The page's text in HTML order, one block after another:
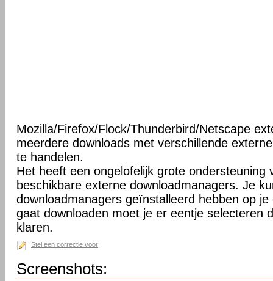
Mozilla/Firefox/Flock/Thunderbird/Netscape
meerdere downloads met verschillende
te handelen.
Het heeft een ongelofelijk grote ondersteuning
beschikbare externe downloadmanagers. Je
downloadmanagers geïnstalleerd hebben op
gaat downloaden moet je er eentje selecteren
klaren.
Stel een correctie voor
Screenshots: